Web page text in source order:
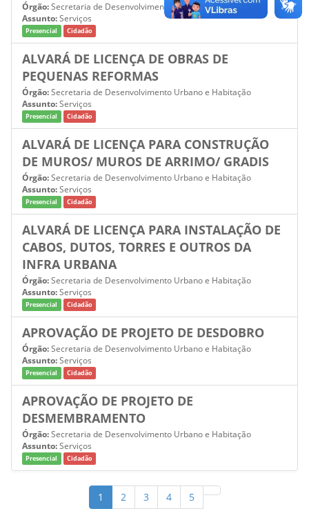
Órgão:Secretaria de Desenvolvimento Urbano e Habitação
Assunto:Serviços
Presencial Cidadão
ALVARÁ DE LICENÇA DE OBRAS DE
PEQUENAS REFORMAS
Órgão:Secretaria de Desenvolvimento Urbano e Habitação
Assunto:Serviços
Presencial Cidadão
ALVARÁ DE LICENÇA PARA CONSTRUÇÃO
DE MUROS/ MUROS DE ARRIMO/ GRADIS
Órgão:Secretaria de Desenvolvimento Urbano e Habitação
Assunto:Serviços
Presencial Cidadão
ALVARÁ DE LICENÇA PARA INSTALAÇÃO DE
CABOS, DUTOS, TORRES E OUTROS DA
INFRA URBANA
Órgão:Secretaria de Desenvolvimento Urbano e Habitação
Assunto:Serviços
Presencial Cidadão
APROVAÇÃO DE PROJETO DE DESDOBRO
Órgão:Secretaria de Desenvolvimento Urbano e Habitação
Assunto:Serviços
Presencial Cidadão
APROVAÇÃO DE PROJETO DE
DESMEMBRAMENTO
Órgão:Secretaria de Desenvolvimento Urbano e Habitação
Assunto:Serviços
Presencial Cidadão
1 2 3 4 5